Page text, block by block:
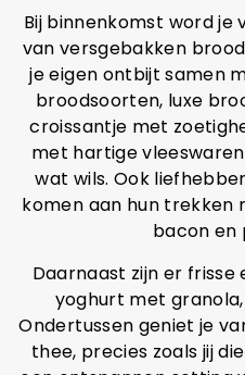
Bij binnenkomst word
van versgebakken
je eigen ontbijt samen
broodsoorten, luxe
croissantje met
met hartige
wat wils. Ook
komen aan hun trekken
bacon en
Daarnaast zijn er frisse
yoghurt met
Ondertussen geniet je
thee, precies zoals jij